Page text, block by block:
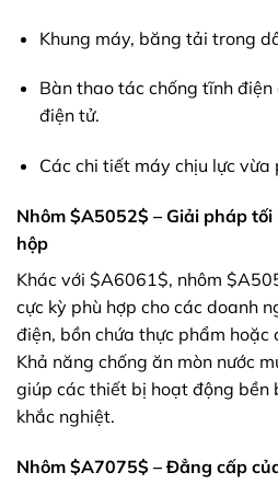
Khung máy, băng tải trong
Bàn thao tác chống tĩnh
điện tử.
Các chi tiết máy chịu lực vừa
Nhôm $A5052$ – Giải pháp
hộp
Khác với $A6061$, nhôm
cực kỳ phù hợp cho các doanh
điện, bồn chứa thực phẩm hoặc
Khả năng chống ăn mòn nước
giúp các thiết bị hoạt động bền
khắc nghiệt.
Nhôm $A7075$ – Đẳng cấp